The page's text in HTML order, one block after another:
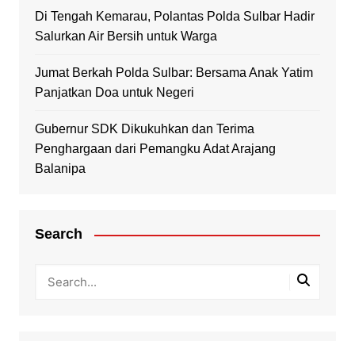
Di Tengah Kemarau, Polantas Polda Sulbar Hadir
Salurkan Air Bersih untuk Warga
Jumat Berkah Polda Sulbar: Bersama Anak Yatim
Panjatkan Doa untuk Negeri
Gubernur SDK Dikukuhkan dan Terima
Penghargaan dari Pemangku Adat Arajang
Balanipa
Search